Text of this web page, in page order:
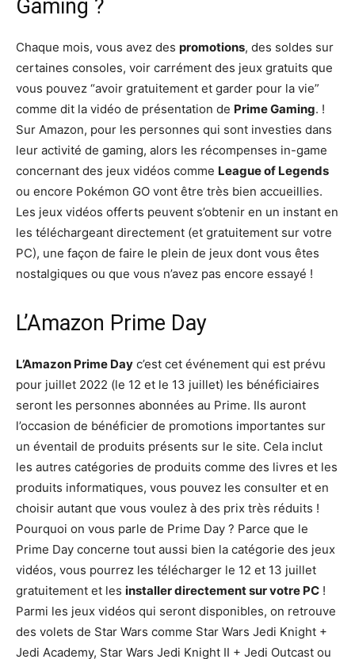
Gaming ?
Chaque mois, vous avez des promotions, des soldes sur
certaines consoles, voir carrément des jeux gratuits que
vous pouvez “avoir gratuitement et garder pour la vie”
comme dit la vidéo de présentation de Prime Gaming. !
Sur Amazon, pour les personnes qui sont investies dans
leur activité de gaming, alors les récompenses in-game
concernant des jeux vidéos comme League of Legends
ou encore Pokémon GO vont être très bien accueillies.
Les jeux vidéos offerts peuvent s’obtenir en un instant en
les téléchargeant directement (et gratuitement sur votre
PC), une façon de faire le plein de jeux dont vous êtes
nostalgiques ou que vous n’avez pas encore essayé !
L’Amazon Prime Day
L’Amazon Prime Day c’est cet événement qui est prévu
pour juillet 2022 (le 12 et le 13 juillet) les bénéficiaires
seront les personnes abonnées au Prime. Ils auront
l’occasion de bénéficier de promotions importantes sur
un éventail de produits présents sur le site. Cela inclut
les autres catégories de produits comme des livres et les
produits informatiques, vous pouvez les consulter et en
choisir autant que vous voulez à des prix très réduits !
Pourquoi on vous parle de Prime Day ? Parce que le
Prime Day concerne tout aussi bien la catégorie des jeux
vidéos, vous pourrez les télécharger le 12 et 13 juillet
gratuitement et les installer directement sur votre PC !
Parmi les jeux vidéos qui seront disponibles, on retrouve
des volets de Star Wars comme Star Wars Jedi Knight +
Jedi Academy, Star Wars Jedi Knight II + Jedi Outcast ou